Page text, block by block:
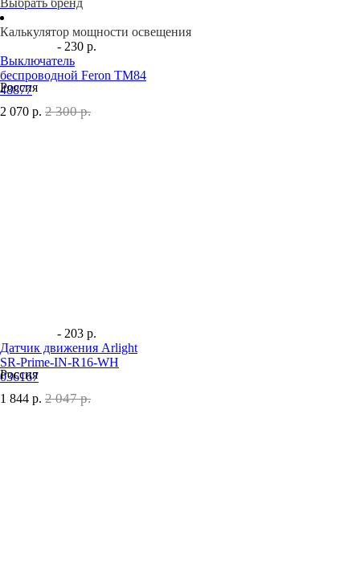
Выбрать бренд
Калькулятор мощности освещения
- 230 р.
Выключатель
беспроводной Feron TM84
48877
Россия
2 070 р. 2 300 р.
- 203 р.
Датчик движения Arlight
SR-Prime-IN-R16-WH
036167
Россия
1 844 р. 2 047 р.